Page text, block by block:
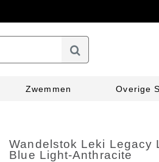
Zwemmen Overige
Wandelstok Leki Legacy
Blue Light-Anthracite